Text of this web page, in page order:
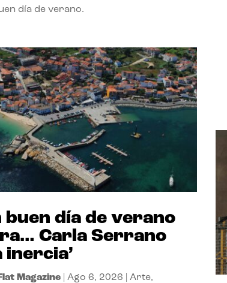
día de verano.
buen día de verano
Carla Serrano
inercia’
Flat Magazine |Ago 6, 2026 |Arte,